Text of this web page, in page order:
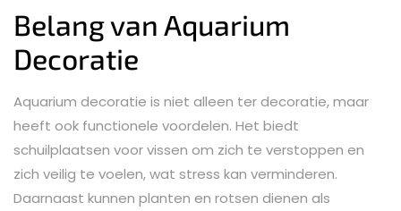
Belang van Aquarium
Decoratie
Aquarium decoratie is niet alleen ter decoratie, maar
heeft ook functionele voordelen. Het biedt
schuilplaatsen voor vissen om zich te verstoppen en
zich veilig te voelen, wat stress kan verminderen.
Daarnaast kunnen planten en rotsen dienen als